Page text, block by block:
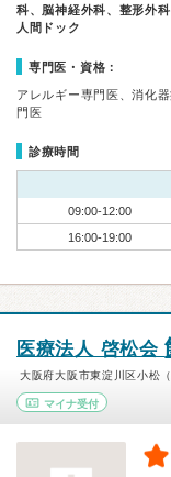
科、脳神経外科、整形外
人間ドック
専門医・資格：
アレルギー専門医、消化
門医
診療時間
09:00-12:00
16:00-19:00
医療法人 啓松会
大阪府大阪市東淀川区小松
マイナ受付